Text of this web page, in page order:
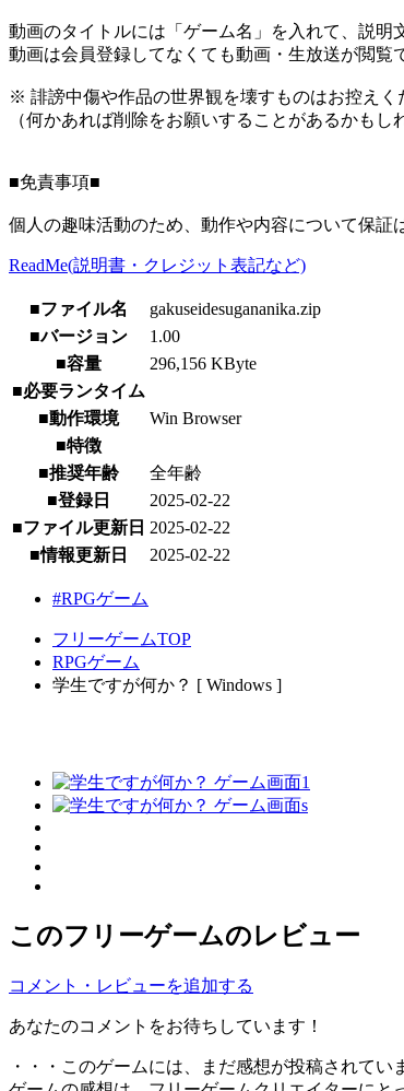
動画のタイトルには「ゲーム名」を入れて、説明
動画は会員登録してなくても動画・生放送が閲覧
※ 誹謗中傷や作品の世界観を壊すものはお控えく
（何かあれば削除をお願いすることがあるかもし
■免責事項■
個人の趣味活動のため、動作や内容について保証
ReadMe(説明書・クレジット表記など)
■ファイル名
gakuseidesugananika.zip
■バージョン
1.00
■容量
296,156 KByte
■必要ランタイム
■動作環境
Win Browser
■特徴
■推奨年齢
全年齢
■登録日
2025-02-22
■ファイル更新日 2025-02-22
■情報更新日
2025-02-22
#RPGゲーム
フリーゲームTOP
RPGゲーム
学生ですが何か？ [ Windows ]
このフリーゲームのレビュー
コメント・レビューを追加する
あなたのコメントをお待ちしています！
・・・このゲームには、まだ感想が投稿されて